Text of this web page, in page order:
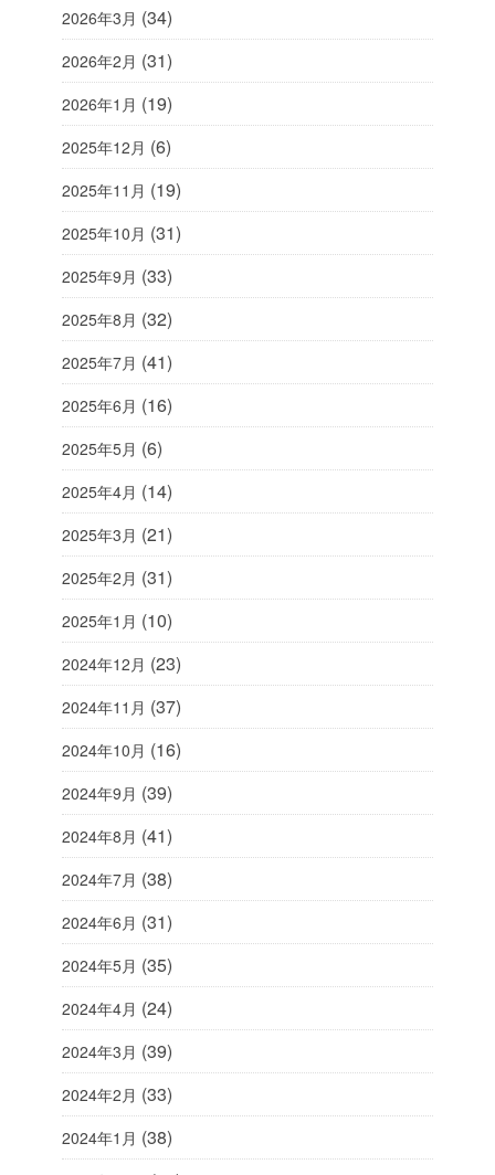
2026年3月 (34)
2026年2月 (31)
2026年1月 (19)
2025年12月 (6)
2025年11月 (19)
2025年10月 (31)
2025年9月 (33)
2025年8月 (32)
2025年7月 (41)
2025年6月 (16)
2025年5月 (6)
2025年4月 (14)
2025年3月 (21)
2025年2月 (31)
2025年1月 (10)
2024年12月 (23)
2024年11月 (37)
2024年10月 (16)
2024年9月 (39)
2024年8月 (41)
2024年7月 (38)
2024年6月 (31)
2024年5月 (35)
2024年4月 (24)
2024年3月 (39)
2024年2月 (33)
2024年1月 (38)